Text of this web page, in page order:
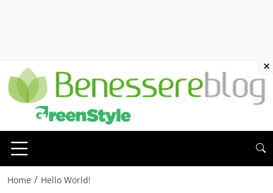
Home / Hello World!
×